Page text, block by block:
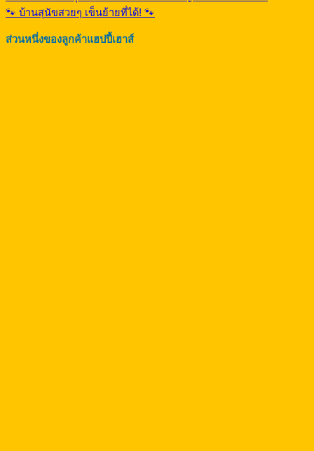
🐾 บ้านสุนัขสวยๆ เข็นย้ายที่ได้! 🐾
ส่วนหนึ่งของลูกค้าแฮปปี้เฮาส์